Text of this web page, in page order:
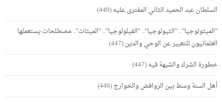
السلطان عبد الحميد الثاني المفترى عليه(449)
"الميثولوجيا".. "الثيولوجيا".. "الفيلولوجيا".. "الميثات".. مصطلحات يستعملها
العلمانيون للتعبير عن الوحي والدين(447)
خطورة الشرك والشبهة فيه(447)
أهل السنة وسط بين الروافض والخوارج(446)